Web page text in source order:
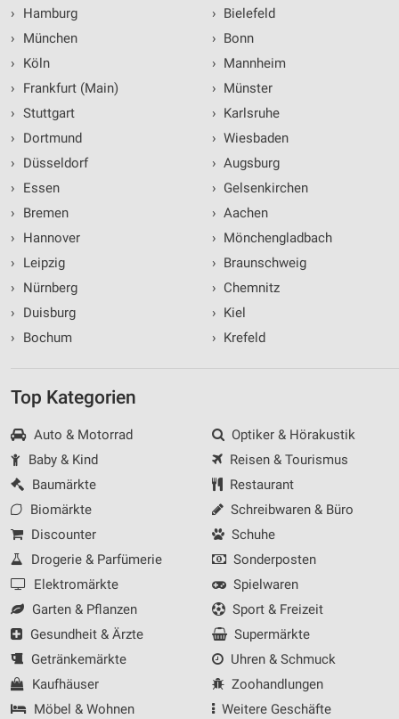
›
Hamburg
›
München
›
Köln
›
Frankfurt (Main)
› Stuttgart
›
Dortmund
›
Düsseldorf
›
Essen
›
Bremen
›
Hannover
›
Leipzig
›
Nürnberg
›
Duisburg
›
Bochum
› Bielefeld
› Bonn
› Mannheim
› Münster
› Karlsruhe
› Wiesbaden
› Augsburg
› Gelsenkirchen
› Aachen
› Mönchengladbach
› Braunschweig
› Chemnitz
› Kiel
› Krefeld
Top Kategorien
Auto & Motorrad
Baby & Kind
Baumärkte
Biomärkte
Discounter
Drogerie & Parfümerie
Elektromärkte
Garten & Pflanzen
Gesundheit & Ärzte
Getränkemärkte
Kaufhäuser
Möbel & Wohnen
Optiker & Hörakustik
Reisen & Tourismus
Restaurant
Schreibwaren & Büro
Schuhe
Sonderposten
Spielwaren
Sport & Freizeit
Supermärkte
Uhren & Schmuck
Zoohandlungen
Weitere Geschäfte